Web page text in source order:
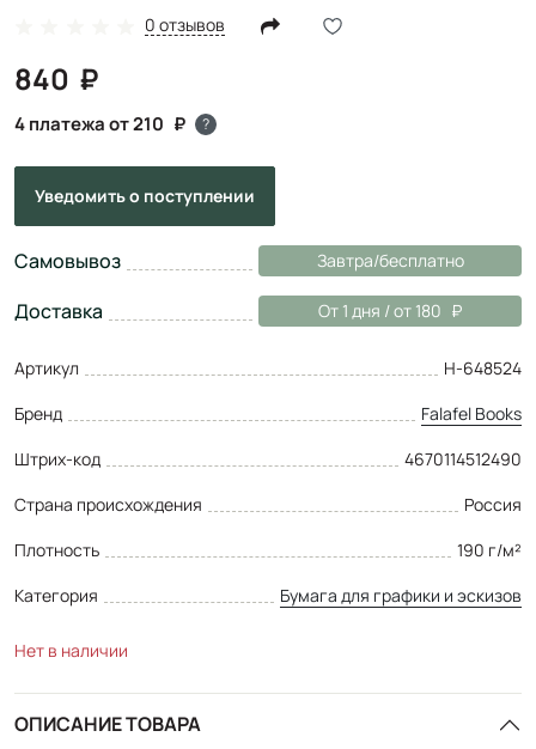
0 отзывов
840
4 платежа от 210 ?
Уведомитьо поступлении
Самовывоз Завтра/бесплатно
Доставка От 1 дня / от 180
Артикул
Н-648524
Бренд
Falafel Books
Штрих-код
4670114512490
Страна происхождения
Россия
Плотность
190 г/м²
Категория
Бумага для графики и эскизов
Нет в наличии
ОПИСАНИЕ ТОВАРА